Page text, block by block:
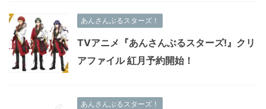
あんさんぶるスターズ！
TVアニメ『あんさんぶるスターズ!』クリ
アファイル 紅月予約開始！
あんさんぶるスターズ！